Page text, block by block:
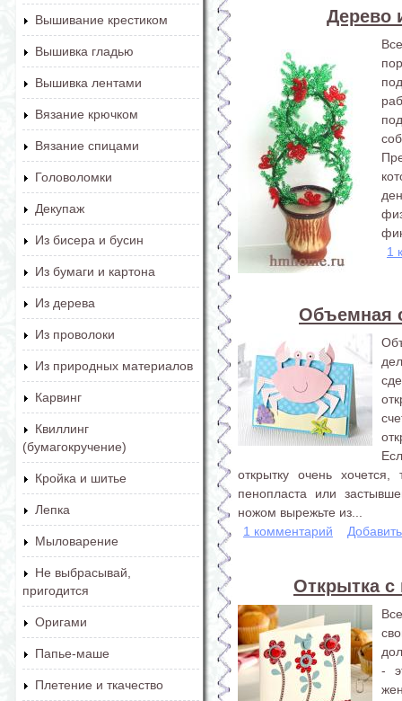
Вышивание крестиком
Вышивка гладью
Вышивка лентами
Вязание крючком
Вязание спицами
Головоломки
Декупаж
Из бисера и бусин
Из бумаги и картона
Из дерева
Из проволоки
Из природных материалов
Карвинг
Квиллинг
(бумагокручение)
Кройка и шитье
Лепка
Мыловарение
Не выбрасывай,
пригодится
Оригами
Папье-маше
Плетение и ткачество
Дерево
1
Объемная
открытку очень
пенопласта или
ножом вырежьте из...
1 комментарий
Открытка с
-